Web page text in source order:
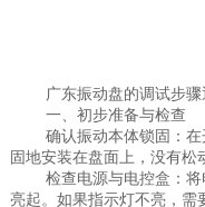
广东振动盘的调试步骤
一、初步准备与检查
确认振动本体锁固：
固地安装在盘面上，没有松
检查电源与电控盒：
亮起。如果指示灯不亮，需